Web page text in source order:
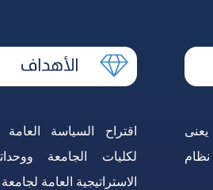
اقتراح السياسة
لكليات الجامعة
الاستراتيجية العامة لجامعة